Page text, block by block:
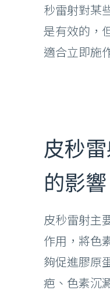
秒雷射對某
是有效的，
適合立即施
皮秒
的影響
皮秒雷射主
作用，將色
夠促進膠原
疤、色素沉